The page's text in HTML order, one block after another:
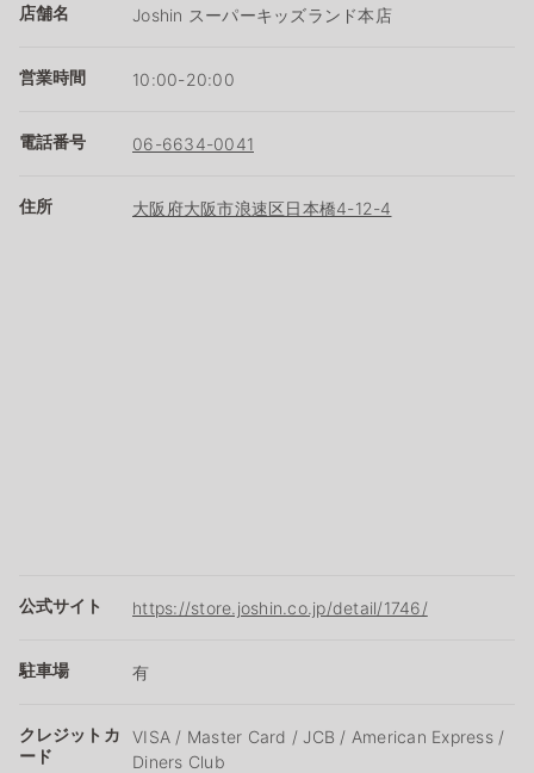
店舗名 Joshin スーパーキッズランド本店
営業時間 10:00-20:00
電話番号 06-6634-0041
住所 大阪府大阪市浪速区日本橋4-12-4
公式サイト https://store.joshin.co.jp/detail/1746/
駐車場 有
クレジットカ
ード
VISA / Master Card / JCB / American Express /
Diners Club